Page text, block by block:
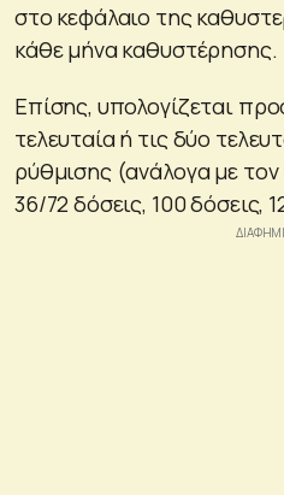
στο κεφάλαιο της
κάθε μήνα καθυστέρησης.
Επίσης, υπολογίζεται
τελευταία ή τις δύο
ρύθμισης (ανάλογα με
36/72 δόσεις, 100 δόσεις,